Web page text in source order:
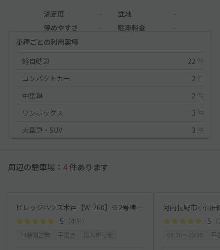
満足度 立地
停めやすさ
駐車料金
車種ごとの利用実績
軽自動車
22 件
コンパクトカー
2 件
中型車
2 件
ワンボックス
3 件
大型車・SUV
3 件
周辺の駐車場： 4 件あります
ビレッジハウス木戸【W-260】※2号棟付近
5 （4件） 5